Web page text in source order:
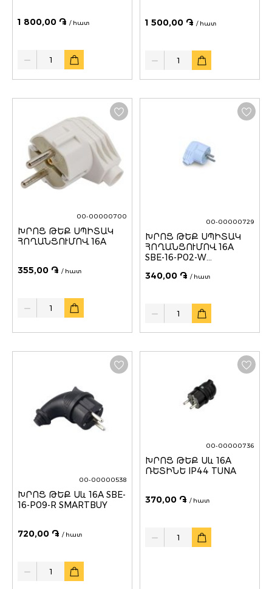
1 800,00 ֏ / հատ
Quantity
1 500,00 ֏ / հատ
Quantity
00-00000700
ԽՐՈՑ ԹԵՔ ՍՊԻՏԱԿ
ՀՈՂԱՆՑՈՒՄՈՎ 16A
355,00 ֏ / հատ
Quantity
00-00000729
ԽՐՈՑ ԹԵՔ ՍՊԻՏԱԿ
ՀՈՂԱՆՑՈՒՄՈՎ 16A
SBE-16-P02-W
340,00 ֏ / հատ
00-00000538
ԽՐՈՑ ԹԵՔ Սև 16A SBE-
16-P09-R SMARTBUY
720,00 ֏ / հատ
00-00000736
ԽՐՈՑ ԹԵՔ Սև 16A
ՌԵՏԻՆԵ IP44 TUNA
370,00 ֏ / հատ